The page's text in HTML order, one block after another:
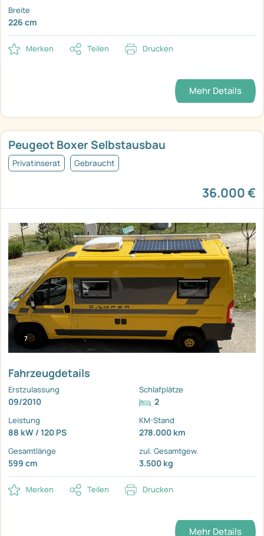
Breite
226 cm
Merken Teilen Drucken
Mehr Details
Peugeot Boxer Selbstausbau
Privatinserat Gebraucht
36.000 €
7
Fahrzeugdetails
Erstzulassung
09/2010
Schlafplätze
2
Leistung
88 kW / 120 PS
KM-Stand
278.000 km
Gesamtlänge
599 cm
zul. Gesamtgew.
3.500 kg
Merken Teilen Drucken
Mehr Details